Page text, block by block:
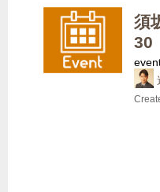
須
30